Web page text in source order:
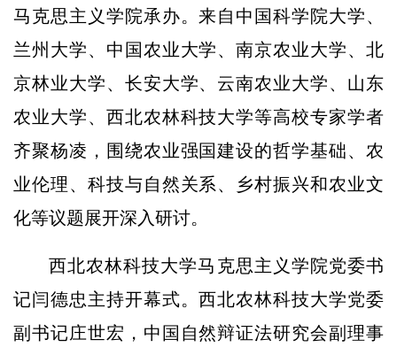
马克思主义学院承办。来自中国科学院大学、
兰州大学、中国农业大学、南京农业大学、北
京林业大学、长安大学、云南农业大学、山东
农业大学、西北农林科技大学等高校专家学者
齐聚杨凌，围绕农业强国建设的哲学基础、农
业伦理、科技与自然关系、乡村振兴和农业文
化等议题展开深入研讨。
西北农林科技大学马克思主义学院党委书
记闫德忠主持开幕式。西北农林科技大学党委
副书记庄世宏，中国自然辩证法研究会副理事